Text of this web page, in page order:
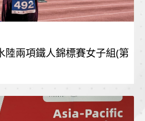
陸兩項鐵人錦標賽女子組(第